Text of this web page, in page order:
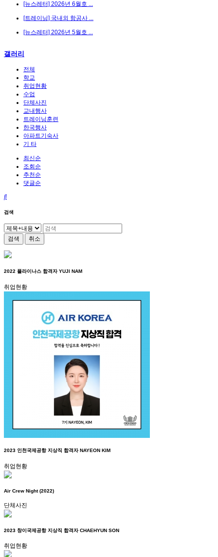
[뉴스레터] 2026년 6월호 ...
[트레이닝] 국내외 항공사 ...
[뉴스레터] 2026년 5월호 ...
갤러리
전체
학교
취업현황
수업
단체사진
교내행사
트레이닝훈련
한국행사
아파트기숙사
기 타
최신순
조회순
추천순
댓글순
검색
검색 취소
2022 플라이나스 합격자 YUJI NAM
취업현황
2023 인천국제공항 지상직 합격자 NAYEON KIM
취업현황
Air Crew Night (2022)
단체사진
2023 창이국제공항 지상직 합격자 CHAEHYUN SON
취업현황